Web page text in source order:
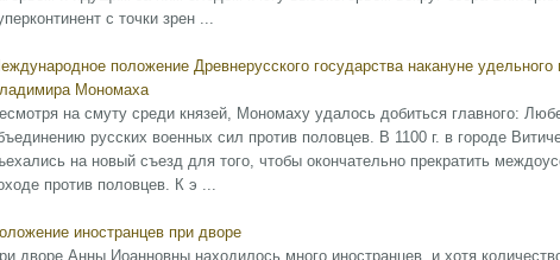
с точки зрен ...
положение Древнерусского государства накануне
Мономаха
на смуту среди князей, Мономаху удалось добиться главного:
русских военных сил против половцев. В 1100 г. в городе
на новый съезд для того, чтобы окончательно прекратить
против половцев. К э ...
иностранцев при дворе
дворе Анны Иоанновны находилось много иностранцев, и хотя